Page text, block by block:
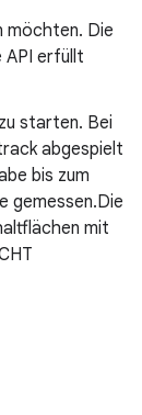
möchten. Die
API erfüllt
starten. Bei
abgespielt
bis zum
gemessen.Die
mit